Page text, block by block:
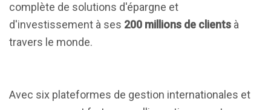
complète de solutions d'épargne et
d'investissement à ses 200 millions de clients à
travers le monde.
Avec six plateformes de gestion internationales et